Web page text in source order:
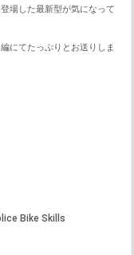
場した最新型が気になって
にてたっぷりとお送りしま